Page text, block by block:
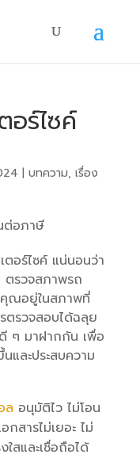
อร์ไซค์
| บทความ, เรื่อง
อร์ไซค์ แน่นอนว่า
ตรวจสภาพรถ
คุณอยู่ในสภาพที่
ตรวจสอบได้ฉลุย
ๆ มาฝากกัน เพื่อ
และประสบความ
ล อนุมัติไว ไม่โอน
กสารไม่เยอะ ไม่
สและเชื่อถือได้